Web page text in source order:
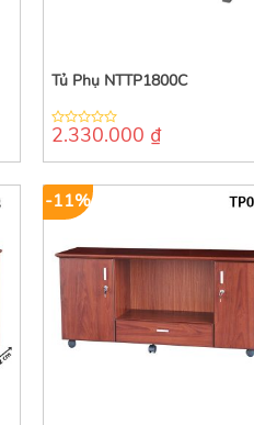
Tủ Phụ NTTP1800C
0
of
2.330.000 ₫
-11%